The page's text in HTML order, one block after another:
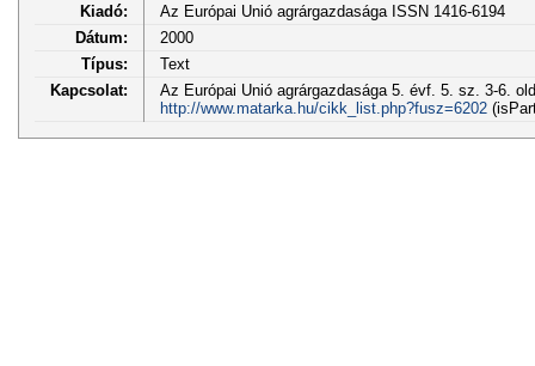
Kiadó:
Az Európai Unió agrárgazdasága ISSN 1416-6194
Dátum:
2000
Típus:
Text
Kapcsolat:
Az Európai Unió agrárgazdasága 5. évf. 5. sz. 3-6.
http://www.matarka.hu/cikk_list.php?fusz=6202